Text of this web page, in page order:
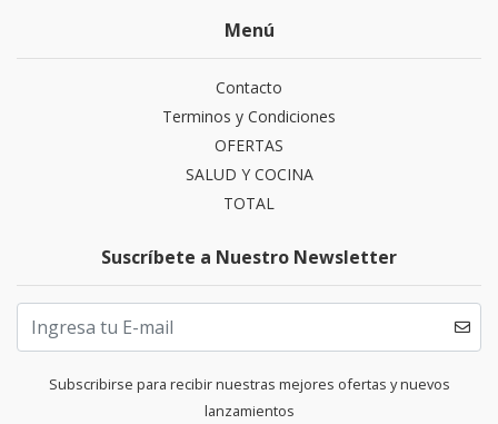
Menú
Contacto
Terminos y Condiciones
OFERTAS
SALUD Y COCINA
TOTAL
Suscríbete a Nuestro Newsletter
Subscribirse para recibir nuestras mejores ofertas y nuevos
lanzamientos